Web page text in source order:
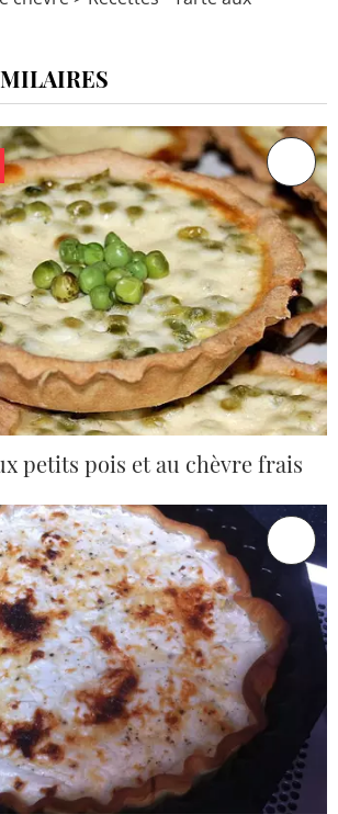
petits pois et au chèvre frais